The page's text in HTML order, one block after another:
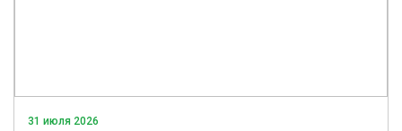
31 июля 2026